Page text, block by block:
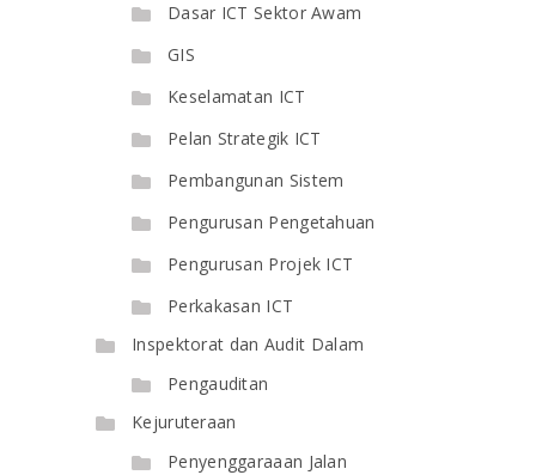
Dasar ICT Sektor Awam
GIS
Keselamatan ICT
Pelan Strategik ICT
Pembangunan Sistem
Pengurusan Pengetahuan
Pengurusan Projek ICT
Perkakasan ICT
Inspektorat dan Audit Dalam
Pengauditan
Kejuruteraan
Penyenggaraaan Jalan